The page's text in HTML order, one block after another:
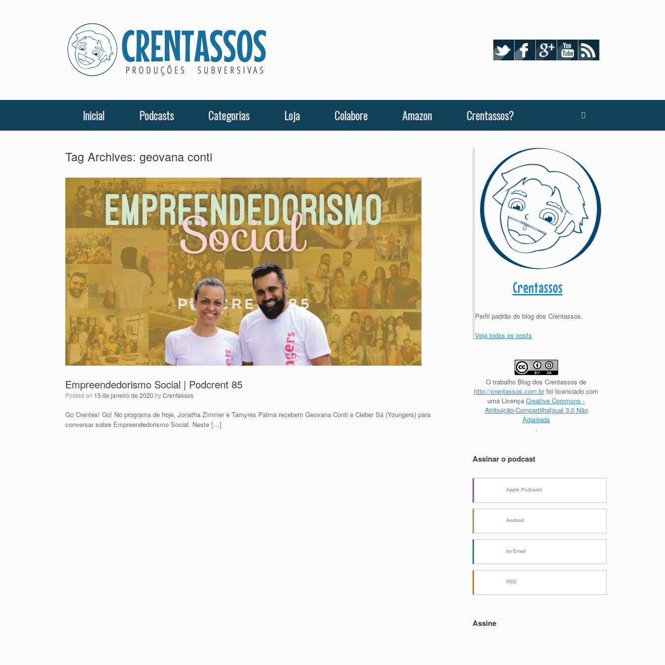
Inicial Podcasts Categorias Loja Colabore Amazon Crentassos?
Tag Archives: geovana conti
Empreendedorismo Social | Podcrent 85
Posted on 15 de janeiro de 2020 byCrentassos
Go Crentes! Go! No programa de hoje, Jonatha Zimmer e Tamyres Palma recebem Geovana Conti e Cleber Sá (Youngers) para
conversar sobre Empreendedorismo Social. Neste […]
Crentassos
Perfil padrão do blog dos Crentassos.
Veja todos os posts
O trabalho Blog dos Crentassos de
http://crentassos.com.brfoi licenciado com
uma LicençaCreative Commons -
Atribuição-CompartilhaIgual 3.0 Não
Adaptada
.
Assinar o podcast
Apple Podcasts
Android
by Email
RSS
Assine